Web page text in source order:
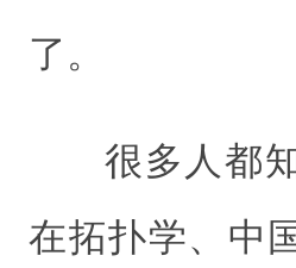
了。
很多人都
在拓扑学、中